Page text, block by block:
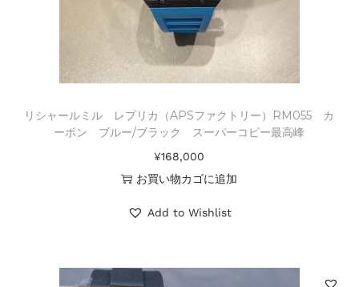
リシャールミル レプリカ（APSファクトリー）RM055 カ
ーボン ブルー/ブラック スーパーコピー最高峰
¥168,000
お買い物カゴに追加
Add to Wishlist